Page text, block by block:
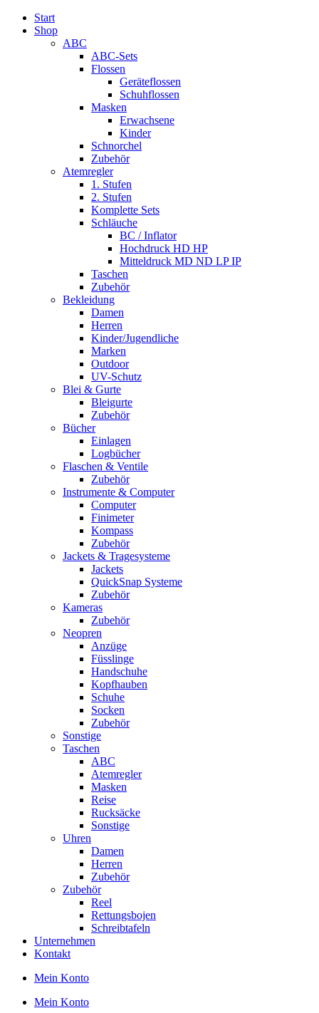
Start
Shop
ABC
ABC-Sets
Flossen
Geräteflossen
Schuhflossen
Masken
Erwachsene
Kinder
Schnorchel
Zubehör
Atemregler
1. Stufen
2. Stufen
Komplette Sets
Schläuche
BC / Inflator
Hochdruck HD HP
Mitteldruck MD ND LP IP
Taschen
Zubehör
Bekleidung
Damen
Herren
Kinder/Jugendliche
Marken
Outdoor
UV-Schutz
Blei & Gurte
Bleigurte
Zubehör
Bücher
Einlagen
Logbücher
Flaschen & Ventile
Zubehör
Instrumente & Computer
Computer
Finimeter
Kompass
Zubehör
Jackets & Tragesysteme
Jackets
QuickSnap Systeme
Zubehör
Kameras
Zubehör
Neopren
Anzüge
Füsslinge
Handschuhe
Kopfhauben
Schuhe
Socken
Zubehör
Sonstige
Taschen
ABC
Atemregler
Masken
Reise
Rucksäcke
Sonstige
Uhren
Damen
Herren
Zubehör
Zubehör
Reel
Rettungsbojen
Schreibtafeln
Unternehmen
Kontakt
Mein Konto
Mein Konto